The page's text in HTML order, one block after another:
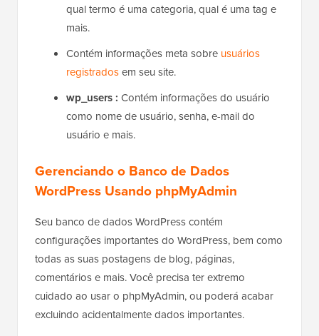
qual termo é uma categoria, qual é uma tag e
mais.
Contém informações meta sobre usuários
registradosem seu site.
wp_users : Contém informações do usuário
como nome de usuário, senha, e-mail do
usuário e mais.
Gerenciando o Banco de Dados
WordPress Usando phpMyAdmin
Seu banco de dados WordPress contém
configurações importantes do WordPress, bem como
todas as suas postagens de blog, páginas,
comentários e mais. Você precisa ter extremo
cuidado ao usar o phpMyAdmin, ou poderá acabar
excluindo acidentalmente dados importantes.